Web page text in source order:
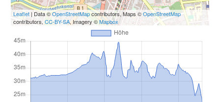
Leaflet| Data ©OpenStreetMapcontributors, Maps ©OpenStreetMap
contributors,CC-BY-SA, Imagery ©Mapbox